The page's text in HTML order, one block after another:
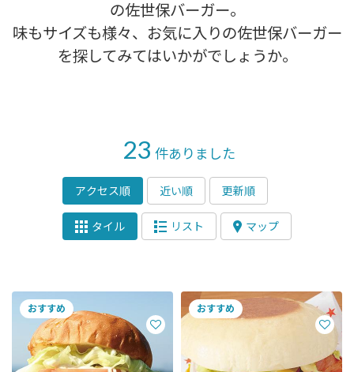
の佐世保バーガー。
味もサイズも様々、お気に入りの佐世保バーガー
を探してみてはいかがでしょうか。
23 件ありました
アクセス順 近い順 更新順
タイル リスト マップ